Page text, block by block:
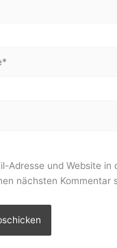
Adresse und Website in
nächsten Kommentar